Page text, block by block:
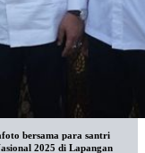
bersama para santri
2025 di Lapangan